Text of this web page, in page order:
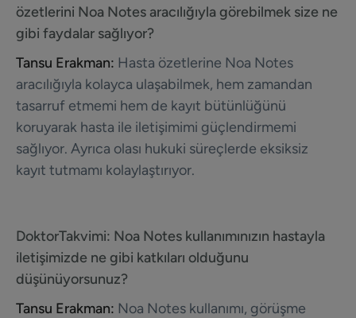
özetlerini Noa Notes aracılığıyla görebilmek size ne
gibi faydalar sağlıyor?
Tansu Erakman: Hasta özetlerine Noa Notes
aracılığıyla kolayca ulaşabilmek, hem zamandan
tasarruf etmemi hem de kayıt bütünlüğünü
koruyarak hasta ile iletişimimi güçlendirmemi
sağlıyor. Ayrıca olası hukuki süreçlerde eksiksiz
kayıt tutmamı kolaylaştırıyor.
DoktorTakvimi: Noa Notes kullanımınızın hastayla
iletişimizde ne gibi katkıları olduğunu
düşünüyorsunuz?
Tansu Erakman: Noa Notes kullanımı, görüşme